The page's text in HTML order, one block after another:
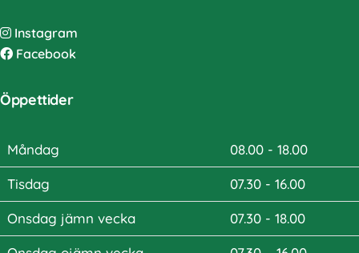
Instagram
Facebook
Öppettider
Måndag 08.00 - 18.00
Tisdag 07.30 - 16.00
Onsdag jämn vecka 07.30 - 18.00